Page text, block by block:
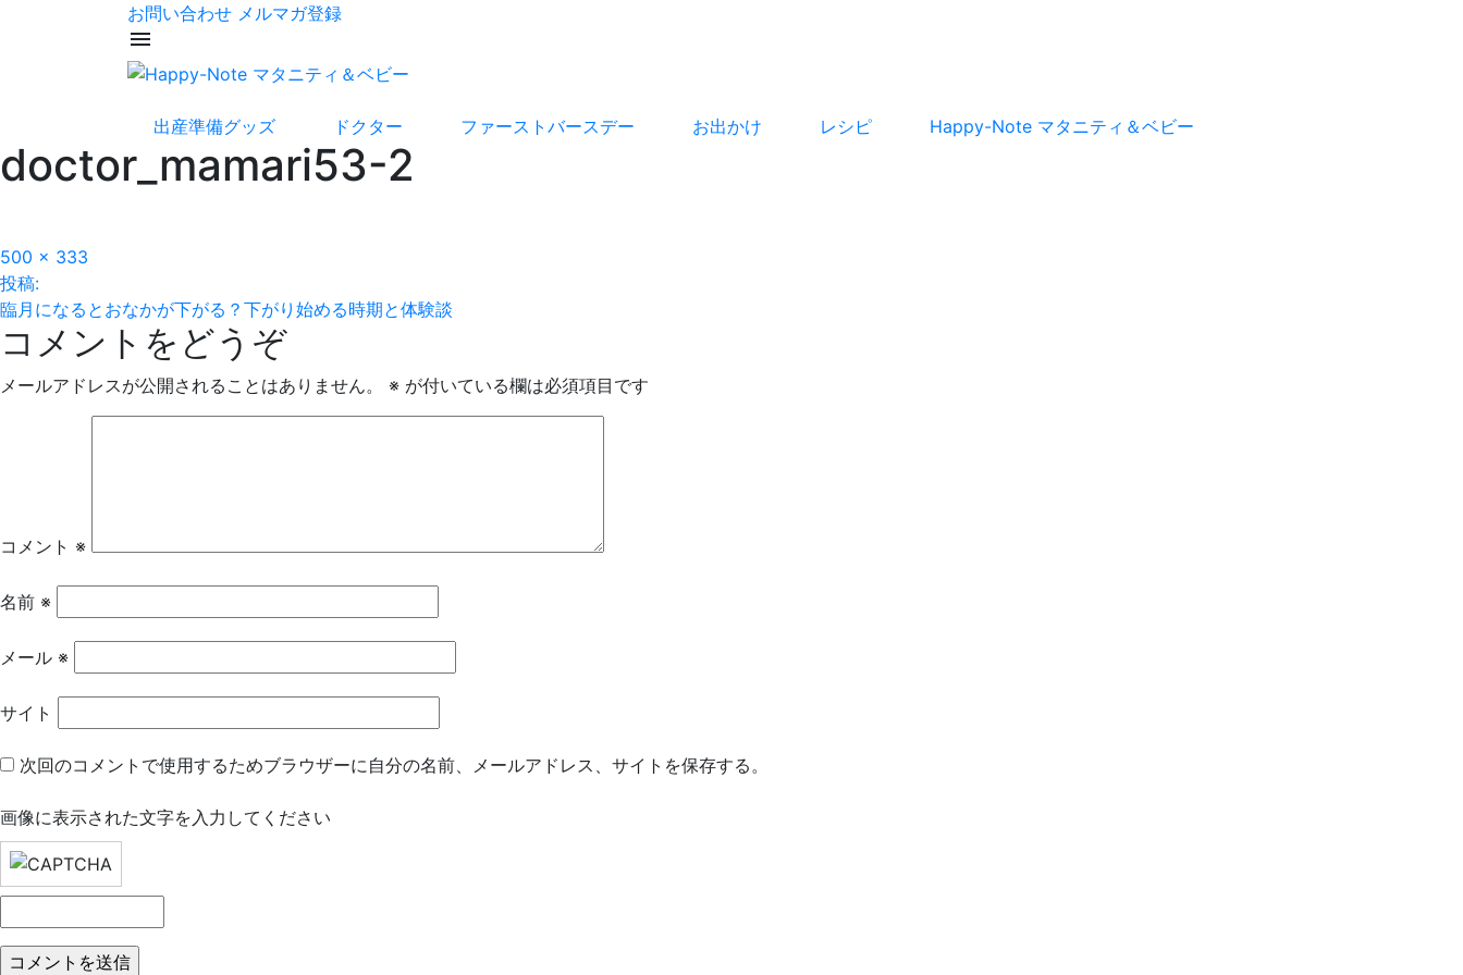
お問い合わせ メルマガ登録
menu
出産準備グッズ ドクター ファーストバースデー お出かけ レシピ Happy-Note マタニティ＆ベビー
doctor_mamari53-2
フ
ル
サ
イ
ズ
500 × 333
投
稿
ナ
シ
ン
投稿:
臨月になるとおなかが下がる？下がり始める時期と体験談
コメントをどうぞ
メールアドレスが公開されることはありません。 ※ が付いている欄は必須項目です
コメント ※
名前 ※
メール ※
サイト
次回のコメントで使用するためブラウザーに自分の名前、メールアドレス、サイトを保存する。
画像に表示された文字を入力してください